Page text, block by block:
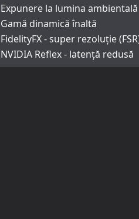
Expunere la lumina ambientală
Gamă dinamică înaltă
FidelityFX - super rezoluție
NVIDIA Reflex - latență redusă